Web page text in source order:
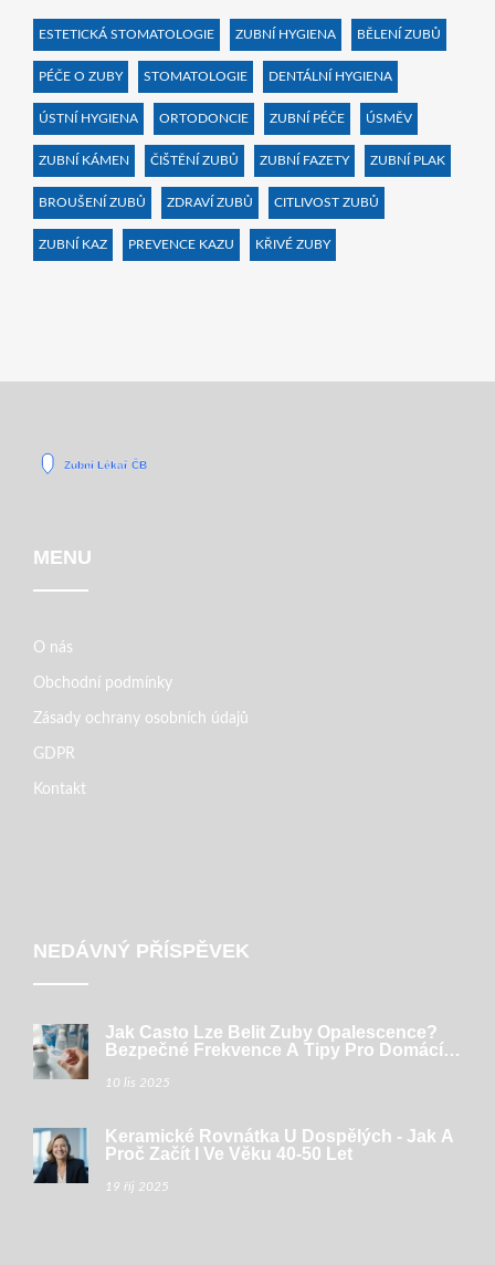
ESTETICKÁ STOMATOLOGIE ZUBNÍ HYGIENA BĚLENÍ ZUBŮ
PÉČE O ZUBY STOMATOLOGIE DENTÁLNÍ HYGIENA
ÚSTNÍ HYGIENA ORTODONCIE ZUBNÍ PÉČE ÚSMĚV
ZUBNÍ KÁMEN ČIŠTĚNÍ ZUBŮ ZUBNÍ FAZETY ZUBNÍ PLAK
BROUŠENÍ ZUBŮ ZDRAVÍ ZUBŮ CITLIVOST ZUBŮ
ZUBNÍ KAZ PREVENCE KAZU KŘIVÉ ZUBY
MENU
O nás
Obchodní podmínky
Zásady ochrany osobních údajů
GDPR
Kontakt
NEDÁVNÝ PŘÍSPĚVEK
Jak Často Lze Belit Zuby Opalescence?
Bezpečné Frekvence A Tipy Pro Domácí
10 lis 2025
Keramické Rovnátka U Dospělých - Jak A
Proč Začít I Ve Věku 40‑50 Let
19 říj 2025